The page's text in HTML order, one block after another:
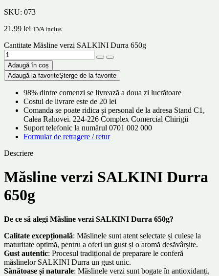
SKU: 073
21.99 lei TVA inclus
Cantitate Măsline verzi SALKINI Durra 650g
Adaugă în coș
Adaugă la favoriteȘterge de la favorite
98% dintre comenzi se livrează a doua zi lucrătoare
Costul de livrare este de 20 lei
Comanda se poate ridica și personal de la adresa Stand C1,
Calea Rahovei. 224-226 Complex Comercial Chirigii
Suport telefonic la numărul 0701 002 000
Formular de retragere / retur
Descriere
Măsline verzi SALKINI Durra
650g
De ce să alegi Măsline verzi SALKINI Durra 650g?
Calitate excepțională: Măslinele sunt atent selectate și culese la
maturitate optimă, pentru a oferi un gust și o aromă desăvârșite.
Gust autentic: Procesul tradițional de preparare le conferă
măslinelor SALKINI Durra un gust unic.
Sănătoase și naturale: Măslinele verzi sunt bogate în antioxidanți,